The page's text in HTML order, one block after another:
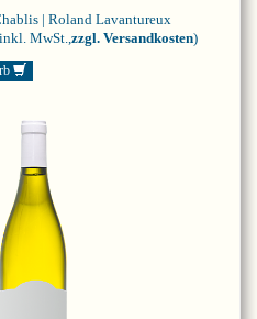
| Roland Lavantureux
MwSt., zzgl. Versandkosten)